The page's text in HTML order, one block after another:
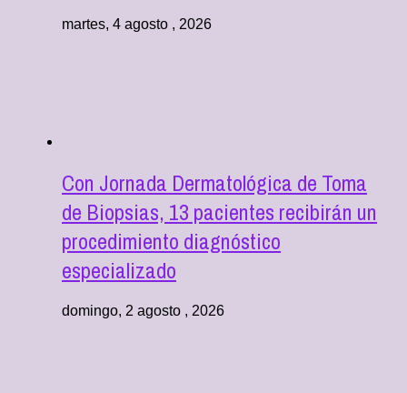
martes, 4 agosto , 2026
Con Jornada Dermatológica de Toma
de Biopsias, 13 pacientes recibirán un
procedimiento diagnóstico
especializado
domingo, 2 agosto , 2026